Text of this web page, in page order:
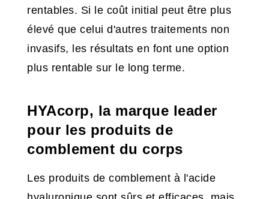
rentables. Si le coût initial peut être plus
élevé que celui d'autres traitements non
invasifs, les résultats en font une option
plus rentable sur le long terme.
HYAcorp, la marque leader
pour les produits de
comblement du corps
Les produits de comblement à l'acide